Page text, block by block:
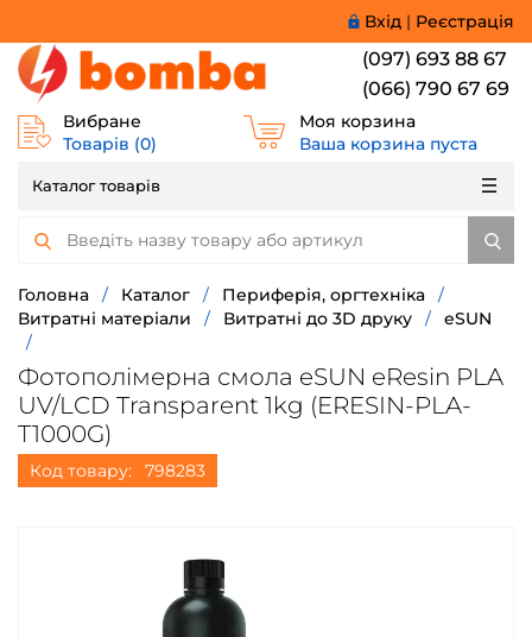
Вхід | Реєстрація
(097) 693 88 67
(066) 790 67 69
Вибране
Товарів (0)
Моя корзина
Ваша корзина пуста
Каталог товарів
Головна / Каталог / Периферія, оргтехніка
/
Витратні матеріали
/ Витратні до 3D друку /
eSUN
/
Фотополімерна смола eSUN eResin PLA
UV/LCD Transparent 1kg (ERESIN-PLA-
T1000G)
Код товару: 798283